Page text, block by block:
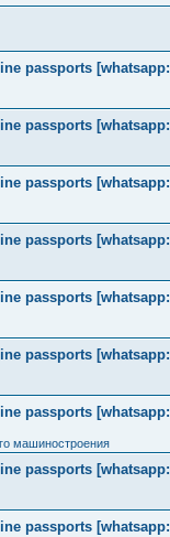
passports [whatsapp:
passports [whatsapp:
passports [whatsapp:
passports [whatsapp:
passports [whatsapp:
passports [whatsapp:
passports [whatsapp:
машиностроения
passports [whatsapp:
passports [whatsapp: